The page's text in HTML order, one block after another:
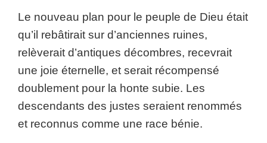
Le nouveau plan pour le peuple de Dieu était
qu’il rebâtirait sur d’anciennes ruines,
relèverait d’antiques décombres, recevrait
une joie éternelle, et serait récompensé
doublement pour la honte subie. Les
descendants des justes seraient renommés
et reconnus comme une race bénie.